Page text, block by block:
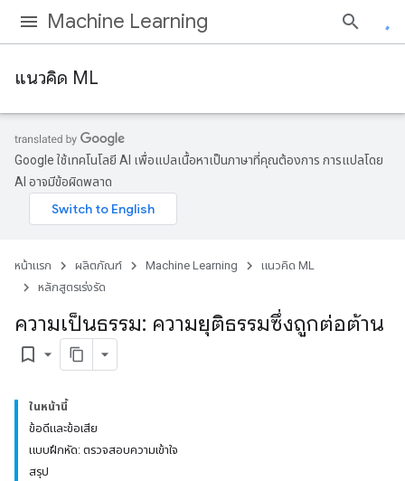
Machine Learning
แนวคิด ML
Google ใช้เทคโนโลยี AI เพื่อแปลเนื้อหาเป็นภาษาที่คุณต้องการ การแปลโดย
AI อาจมีข้อผิดพลาด
หน้าแรก ผลิตภัณฑ์ Machine Learning
แนวคิด ML
หลักสูตรเร่งรัด
ความเป็นธรรม: ความยุติธรรมซึ่งถูกต่อต้าน
bookmark_border
ในหน้านี้
ข้อดีและข้อเสีย
แบบฝึกหัด: ตรวจสอบความเข้าใจ
สรุป